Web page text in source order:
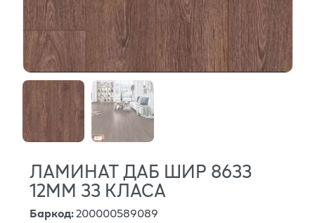
ЛАМИНАТ ДАБ ШИР 8633
12ММ 33 КЛАСА
Баркод:200000589089